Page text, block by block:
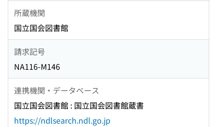
所蔵機関
国立国会図書館
請求記号
NA116-M146
連携機関・データベース
国立国会図書館 : 国立国会図書館蔵書
https://ndlsearch.ndl.go.jp